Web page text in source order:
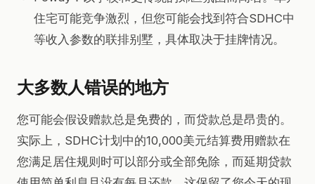
住宅可能竞争激烈，但您可能会找到符合SDHC中
等收入参数的联排别墅，具体取决于挂牌情况。
大多数人错误的地方
您可能会假设赠款总是免费的，而贷款总是昂贵的。
实际上，SDHC计划中的10,000美元结算费用赠款在
您满足居住规则时可以部分或全部免除，而延期贷款